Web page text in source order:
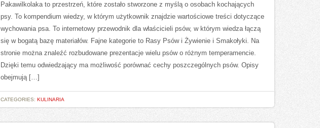
Pakawilkolaka to przestrzeń, które zostało stworzone z myślą o osobach kochających
psy. To kompendium wiedzy, w którym użytkownik znajdzie wartościowe treści dotyczące
wychowania psa. To internetowy przewodnik dla właścicieli psów, w którym wiedza łączą
się w bogatą bazę materiałów. Fajne kategorie to Rasy Psów i Żywienie i Smakołyki. Na
stronie można znaleźć rozbudowane prezentacje wielu psów o różnym temperamencie.
Dzięki temu odwiedzający ma możliwość porównać cechy poszczególnych psów. Opisy
obejmują […]
CATEGORIES: KULINARIA